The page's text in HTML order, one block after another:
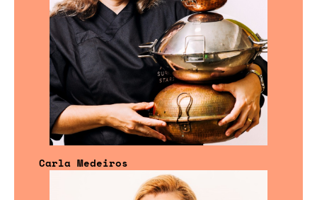
Carla Medeiros